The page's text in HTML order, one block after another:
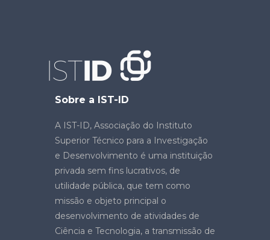
Sobre a IST-ID
A IST-ID, Associação do Instituto
Superior Técnico para a Investigação
e Desenvolvimento é uma instituição
privada sem fins lucrativos, de
utilidade pública, que tem como
missão e objeto principal o
desenvolvimento de atividades de
Ciência e Tecnologia, a transmissão de